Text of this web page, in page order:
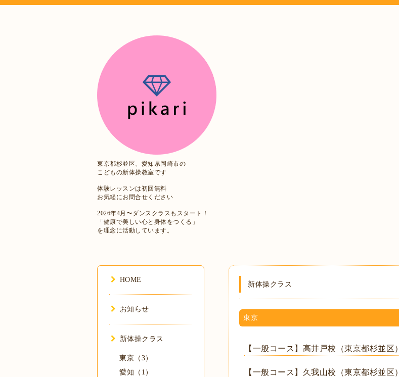
東京都杉並区、愛知県岡崎市の
こどもの新体操教室です
体験レッスンは初回無料
お気軽にお問合せください
2026年4月〜ダンスクラスもスタート！
「健康で美しい心と身体をつくる」
を理念に活動しています。
新体操クラス
東京
【一般コース】高井戸校（東京都杉並区）
【一般コース】久我山校（東京都杉並区）
HOME
お知らせ
新体操クラス
東京（3）
愛知（1）